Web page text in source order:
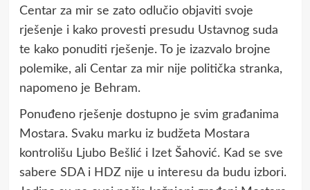
Centar za mir se zato odlučio objaviti svoje
rješenje i kako provesti presudu Ustavnog suda
te kako ponuditi rješenje. To je izazvalo brojne
polemike, ali Centar za mir nije politička stranka,
napomeno je Behram.
Ponuđeno rješenje dostupno je svim građanima
Mostara. Svaku marku iz budžeta Mostara
kontrolišu Ljubo Bešlić i Izet Šahović. Kad se sve
sabere SDA i HDZ nije u interesu da budu izbori.